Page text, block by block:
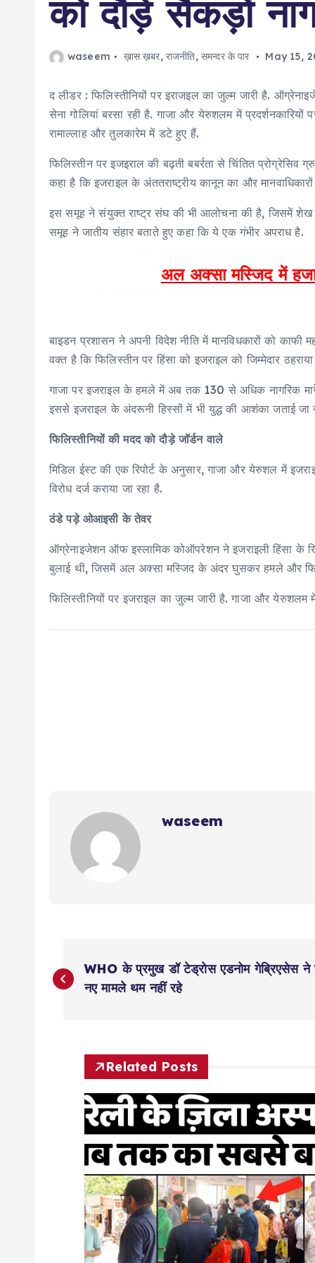
को दौड़े सैकड़ों
waseem ख़ास ख़बर, राजनीति, समन्दर के पार May 15,
द लीडर : फिलिस्तीनियों पर इराजइल का जुल्म जारी है.
सेना गोलियां बरसा रही है. गाजा और येरुशलम में
रामाल्लाह और तुलकारेम में डटे हुए हैं.
फिलिस्तीन पर इजइराल की बढ़ती बबर्रता से चिंतित
कहा है कि इजराइल के अंततराष्ट्रीय कानून का और
इस समूह ने संयुक्त राष्ट्र संघ की भी आलोचना की है, जिसमें शेख
समूह ने जातीय संहार बताते हुए कहा कि ये एक गंभीर अपराध है.
अल अक्सा मस्जिद में
बाइडन प्रशासन ने अपनी विदेश नीति में मानविधकारों को
वक्त है कि फिलिस्तीन पर हिंसा को इजराइल को जिम्मेदार
गाजा पर इजराइल के हमले में अब तक 130 से अधिक नागरिक
इससे इजराइल के अंदरूनी हिस्सों में भी युद्ध की आशंका जताई जा
फिलिस्तीनियों की मदद को दौड़े जॉर्डन वाले
मिडिल ईस्ट की एक रिपोर्ट के अनुसार, गाजा और येरुशल में
विरोध दर्ज कराया जा रहा है.
ठंडे पड़े ओआइसी के तेवर
ऑग्रेनाइजेशन ऑफ इस्लामिक कोऑपरेशन ने इजराइली हिंसा
बुलाई थी, जिसमें अल अक्सा मस्जिद के अंदर घुसकर हमले और
फिलिस्तीनियों पर इजराइल का जुल्म जारी है. गाजा और येरुशलम में
waseem
P
o
WHO के प्रमुख डॉ टेड्रोस एडनोम गेब्रिएसेस ने
नए मामले थम नहीं रहे
Related Posts